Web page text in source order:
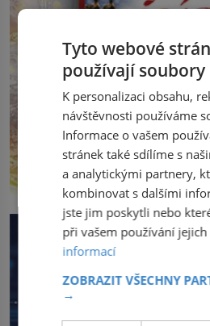
Tyto webové
používají soubory
K personalizaci obsahu,
návštěvnosti používáme
Informace o vašem
stránek také sdílíme s
a analytickými partnery,
kombinovat s dalšími
jste jim poskytli nebo
při vašem používání
informací
ZOBRAZIT VŠECHNY
→